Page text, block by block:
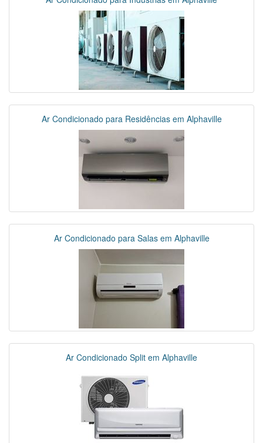
Ar Condicionado para Residências em Alphaville
Ar Condicionado para Salas em Alphaville
Ar Condicionado Split em Alphaville